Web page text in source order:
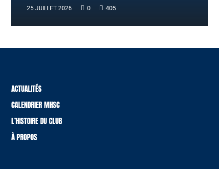
25 JUILLET 2026 0 405
ACTUALITÉS
CALENDRIER MHSC
L’HISTOIRE DU CLUB
À PROPOS